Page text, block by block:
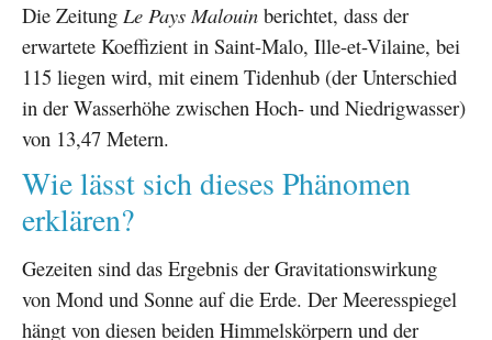
Die Zeitung Le Pays Malouin berichtet, dass der
erwartete Koeffizient in Saint-Malo, Ille-et-Vilaine, bei
115 liegen wird, mit einem Tidenhub (der Unterschied
in der Wasserhöhe zwischen Hoch- und Niedrigwasser)
von 13,47 Metern.
Wie lässt sich dieses Phänomen
erklären?
Gezeiten sind das Ergebnis der Gravitationswirkung
von Mond und Sonne auf die Erde. Der Meeresspiegel
hängt von diesen beiden Himmelskörpern und der